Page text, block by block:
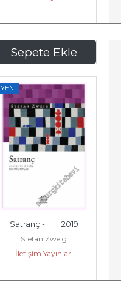
Sepete Ekle
629,00
YENI
Satranç -         2019
Stefan Zweig
İletişim Yayınları